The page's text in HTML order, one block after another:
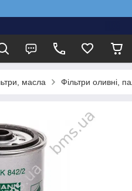
масла Фільтри оливні,